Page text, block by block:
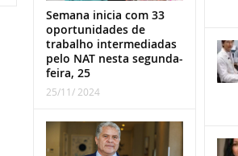
Semana inicia com 33
oportunidades de
trabalho intermediadas
pelo NAT nesta segunda-
feira, 25
25/11/ 2024